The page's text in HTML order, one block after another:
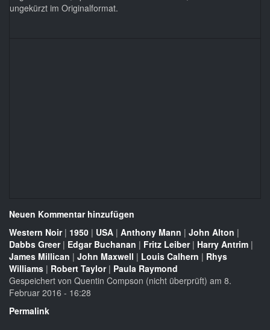
ungekürzt im Originalformat.
Neuen Kommentar hinzufügen
Western Noir| 1950 | USA | Anthony Mann | John Alton |
Dabbs Greer| Edgar Buchanan | Fritz Leiber| Harry Antrim |
James Millican | John Maxwell | Louis Calhern | Rhys
Williams | Robert Taylor| Paula Raymond
Gespeichert von Quentin Compson (nicht überprüft) am 8.
Februar 2016 - 16:28
Permalink